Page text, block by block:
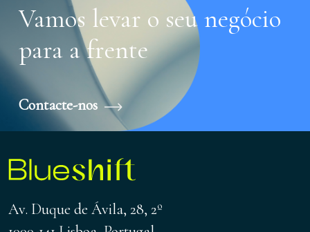
Vamos levar o seu negócio
para a frente
Contacte-nos
Av. Duque de Ávila, 28, 2º